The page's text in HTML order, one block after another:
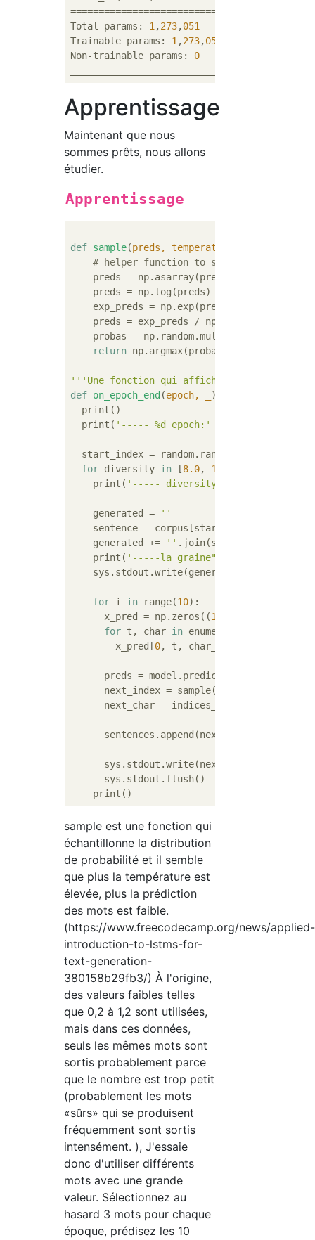
Total params: 1 ,273,051
Trainable params: 1 ,273,051
Non-trainable params: 0
Apprentissage
Maintenant que nous
sommes prêts, nous allons
étudier.
Apprentissage
def sample(preds, temperature=
# helper function to sample an index
    preds = np.asarray(preds).astype(
    preds = np.log(preds) / temperature
    exp_preds = np.exp(preds)
    preds = exp_preds / np.sum(exp_preds)
    probas = np.random.multinomial(
return np.argmax(probas)
'''Une fonction qui affiche les lignes
def on_epoch_end (epoch, _
):
  print()
  print(
'----- %d epoch:'
  start_index = random.randint(
for diversity in [8.0, 16.0
    print(
'----- diversity:'
    generated =
''
sentence = corpus[start_index:
    generated +=
'' .join(sentence)
    print(
'-----la graine"'
    sys.stdout.write(generated)
for i in range(10):
      x_pred = np.zeros((
1
for t, char in enumerate(sentence):
        x_pred[
0, t, char_indices[char]] =
preds = model.predict(x_pred,
      next_index = sample(preds, diversity)
      next_char = indices_char[next_index]
      sentences.append(next_char)
      sys.stdout.write(next_char)
      sys.stdout.flush()
sample est une fonction qui
échantillonne la distribution
de probabilité et il semble
que plus la température est
élevée, plus la prédiction
des mots est faible.
(https://www.freecodecamp.org/news/applied-
introduction-to-lstms-for-
text-generation-
380158b29fb3/) À l'origine,
des valeurs faibles telles
que 0,2 à 1,2 sont utilisées,
mais dans ces données,
seuls les mêmes mots sont
sortis probablement parce
que le nombre est trop petit
(probablement les mots
«sûrs» qui se produisent
fréquemment sont sortis
intensément. ), J'essaie
donc d'utiliser différents
mots avec une grande
valeur. Sélectionnez au
hasard 3 mots pour chaque
époque, prédisez les 10